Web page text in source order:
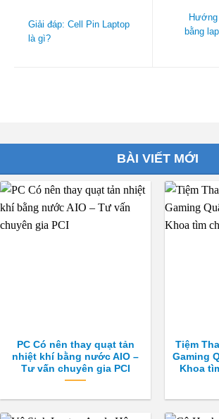
Giải đáp: Cell Pin Laptop
là gì?
bằng
BÀI VIẾT MỚI
PC Có nên thay quạt tản
nhiệt khí bằng nước AIO –
Tư vấn chuyên gia PCI
Tiệm
Gaming
Khoa